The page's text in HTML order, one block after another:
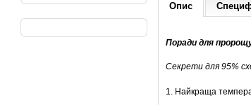
Опис
Поради для
Секрети для 95%
1. Найкраща